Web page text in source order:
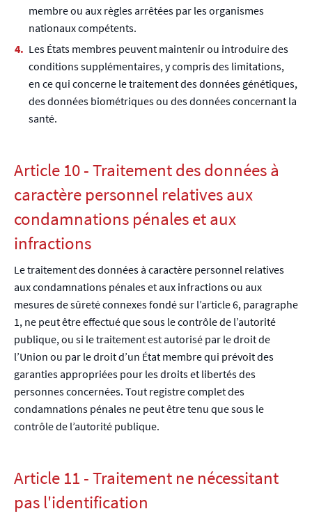
membre ou aux règles arrêtées par les organismes
nationaux compétents.
Les États membres peuvent maintenir ou introduire des
conditions supplémentaires, y compris des limitations,
en ce qui concerne le traitement des données génétiques,
des données biométriques ou des données concernant la
santé.
Article 10 - Traitement des données à
caractère personnel relatives aux
condamnations pénales et aux
infractions
Le traitement des données à caractère personnel relatives
aux condamnations pénales et aux infractions ou aux
mesures de sûreté connexes fondé sur l’article 6, paragraphe
1, ne peut être effectué que sous le contrôle de l’autorité
publique, ou si le traitement est autorisé par le droit de
l’Union ou par le droit d’un État membre qui prévoit des
garanties appropriées pour les droits et libertés des
personnes concernées. Tout registre complet des
condamnations pénales ne peut être tenu que sous le
contrôle de l’autorité publique.
Article 11 - Traitement ne nécessitant
pas l'identification